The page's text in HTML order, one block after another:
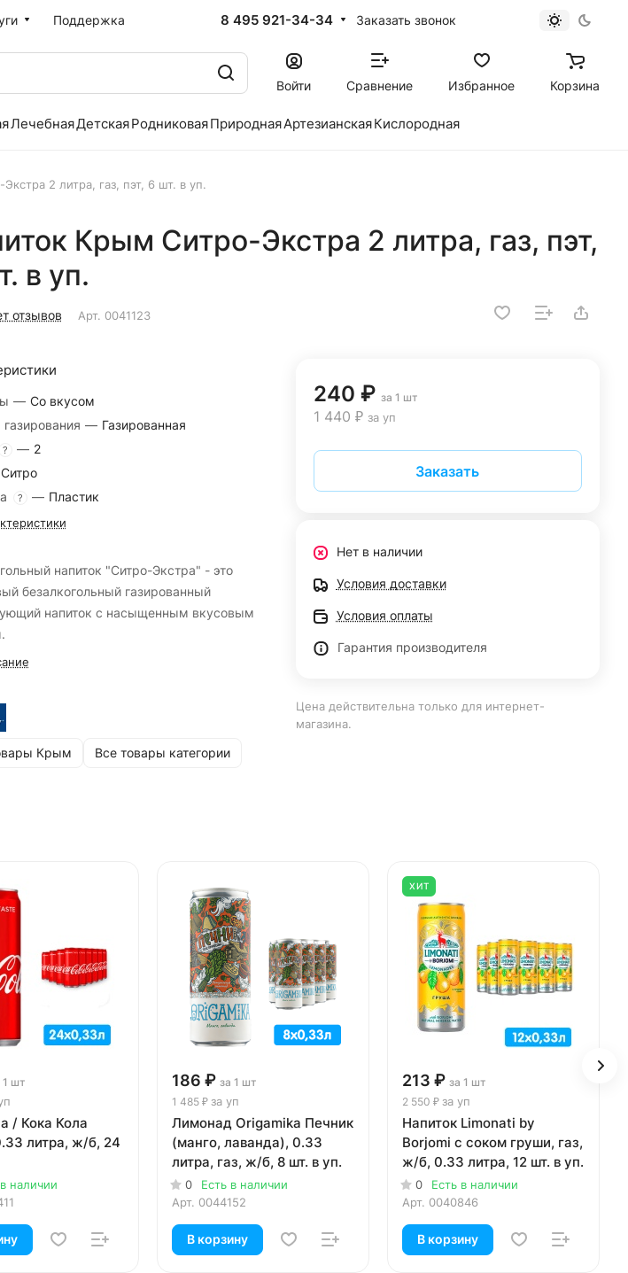
Поддержка 8 495 921-34-34 Заказать звонок
Войти Сравнение Избранное Корзина
ЛечебнаяДетскаяРодниковаяПрироднаяАртезианскаяКислородная
2 литра, газ, пэт, 6 шт. в уп.
Крым Ситро-Экстра 2 литра, газ, пэт,
в уп.
отзывов Арт. 0041123
— Со вкусом
— Газированная
? — 2
Ситро
? — Пластик
напиток "Ситро-Экстра" - это
безалкогольный газированный
напиток с насыщенным вкусовым
Крым Все товары категории
240 ₽ за 1 шт
1 440 ₽ за уп
Заказать
Нет в наличии
Условия доставки
Условия оплаты
Гарантия производителя
Цена действительна только для интернет-
магазина.
1 шт
/ Кока Кола
литра, ж/б, 24
наличии
186 ₽ за 1 шт
1 485 ₽ за уп
Лимонад Origamika Печник
(манго, лаванда), 0.33
литра, газ, ж/б, 8 шт. в уп.
0
Есть в наличии
Арт. 0044152
В корзину
ХИТ
213 ₽ за 1 шт
2 550 ₽ за уп
Напиток Limonati by
Borjomi с соком груши, газ,
ж/б, 0.33 литра, 12 шт. в уп.
0
Есть в наличии
Арт. 0040846
В корзину